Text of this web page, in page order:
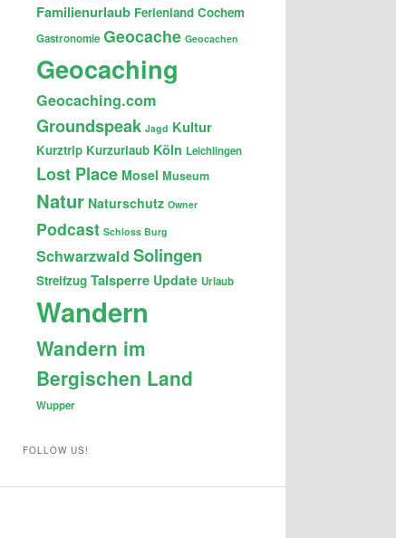
Familienurlaub Ferienland Cochem
Gastronomie Geocache Geocachen
Geocaching
Geocaching.com
Groundspeak Jagd Kultur
Kurztrip Kurzurlaub Köln Leichlingen
Lost Place Mosel Museum
Natur Naturschutz Owner
Podcast Schloss Burg
Schwarzwald Solingen
Streifzug Talsperre Update Urlaub
Wandern
Wandern im
Bergischen Land
Wupper
FOLLOW US!